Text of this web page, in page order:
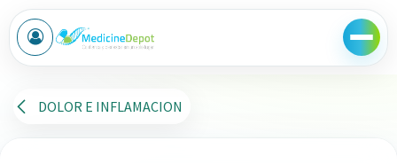
Ir al contenido
DOLOR E INFLAMACION